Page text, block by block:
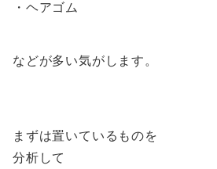
・ヘアゴム
などが多い気がします。
まずは置いているものを
分析して